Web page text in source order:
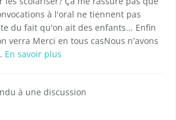
à l'oral ne tiennent pas
du fait qu'on ait des enfants... Enfin
verra Merci en tous casNous n'avons
En savoir plus
à une discussion